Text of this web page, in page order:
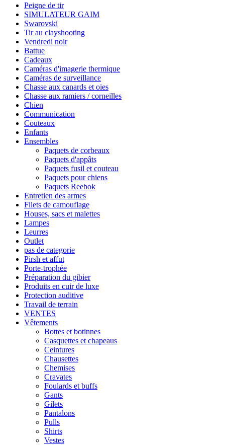
Peigne de tir
SIMULATEUR GAIM
Swarovski
Tir au clayshooting
Vendredi noir
Battue
Cadeaux
Caméras d'imagerie thermique
Caméras de surveillance
Chasse aux canards et oies
Chasse aux ramiers / corneilles
Chien
Communication
Couteaux
Enfants
Ensembles
Paquets de corbeaux
Paquets d'appâts
Paquets fusil et couteau
Paquets pour chiens
Paquets Reebok
Entretien des armes
Filets de camouflage
Houses, sacs et malettes
Lampes
Leurres
Outlet
pas de categorie
Pirsh et affut
Porte-trophée
Préparation du gibier
Produits en cuir de luxe
Protection auditive
Travail de terrain
VENTES
Vêtements
Bottes et botinnes
Casquettes et chapeaus
Ceintures
Chausettes
Chemises
Cravates
Foulards et buffs
Gants
Gilets
Pantalons
Pulls
Shirts
Vestes